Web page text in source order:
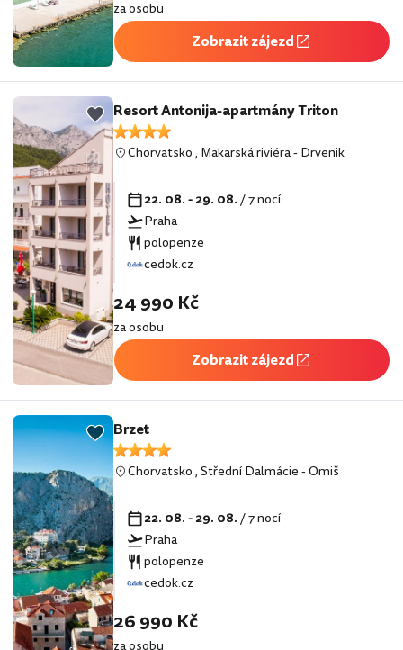
za osobu
Zobrazit zájezd
Resort Antonija-apartmány Triton
Chorvatsko, Makarská riviéra-Drvenik
22. 08. - 29. 08./ 7 nocí
Praha
polopenze
cedok.cz
24 990 Kč
za osobu
Zobrazit zájezd
Brzet
Chorvatsko,Střední Dalmácie-Omiš
22. 08. - 29. 08./ 7 nocí
Praha
polopenze
cedok.cz
26 990 Kč